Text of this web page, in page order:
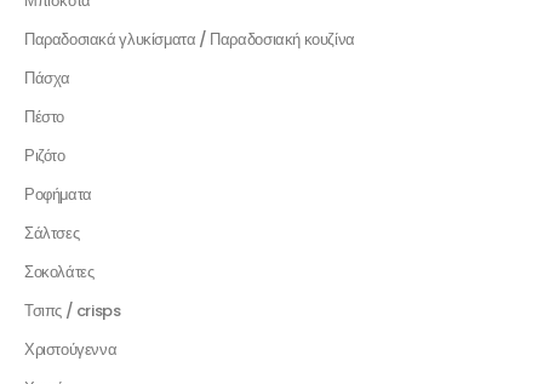
Παραδοσιακά γλυκίσματα / Παραδοσιακή κουζίνα
Πάσχα
Πέστο
Ριζότο
Ροφήματα
Σάλτσες
Σοκολάτες
Τσιπς / crisps
Χριστούγεννα